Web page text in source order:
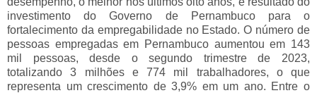
investimento do Governo de Pernambuco para o
fortalecimento da empregabilidade no Estado. O número de
pessoas empregadas em Pernambuco aumentou em 143
mil pessoas, desde o segundo trimestre de 2023,
totalizando 3 milhões e 774 mil trabalhadores, o que
representa um crescimento de 3,9% em um ano. Entre o